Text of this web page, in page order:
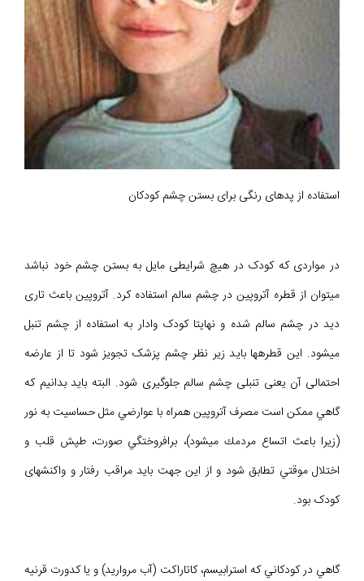
استفاده از پدهای رنگی برای بستن چشم کودکان
در مواردی که کودک در هیچ شرایطی مایل به بستن چشم خود نباشد
میتوان از قطره آتروپین در چشم سالم استفاده کرد. آتروپین باعث تاری
دید در چشم سالم شده و نهایتا کودک وادار به استفاده از چشم تنبل
می‎شود. این قطرهها باید زیر نظر چشم پزشک تجویز شود تا از عارضه
احتمالی آن یعنی تنبلی چشم سالم جلوگیری شود. البته بايد بدانيم كه
گاهي ممكن است مصرف آتروپين همراه با عوارضي مثل حساسيت به نور
(زيرا باعث اتساع مردمك ميشود)، برافروختگي صورت، طپش قلب و
اختلال موقتي تطابق شود و از اين جهت بايد مراقب رفتار و واکنشهای
کودک بود.
گاهي در كودكاني كه استرابيسم، كاتاراكت (آب مرواريد) و يا كدورت قرنيه